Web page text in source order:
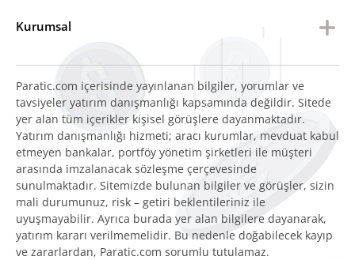
Kurumsal
Paratic.com içerisinde yayınlanan bilgiler, yorumlar ve
tavsiyeler yatırım danışmanlığı kapsamında değildir. Sitede
yer alan tüm içerikler kişisel görüşlere dayanmaktadır.
Yatırım danışmanlığı hizmeti; aracı kurumlar, mevduat kabul
etmeyen bankalar, portföy yönetim şirketleri ile müşteri
arasında imzalanacak sözleşme çerçevesinde
sunulmaktadır. Sitemizde bulunan bilgiler ve görüşler, sizin
mali durumunuz, risk – getiri beklentileriniz ile
uyuşmayabilir. Ayrıca burada yer alan bilgilere dayanarak,
yatırım kararı verilmemelidir. Bu nedenle doğabilecek kayıp
ve zararlardan, Paratic.com sorumlu tutulamaz.